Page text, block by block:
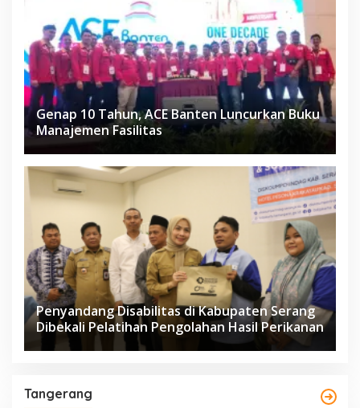
Genap 10 Tahun, ACE Banten Luncurkan Buku
Manajemen Fasilitas
Penyandang Disabilitas di Kabupaten Serang
Dibekali Pelatihan Pengolahan Hasil Perikanan
Tangerang